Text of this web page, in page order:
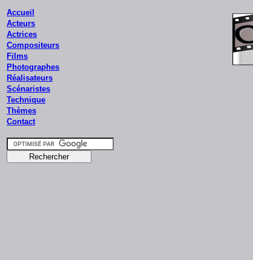
Accueil
Acteurs
Actrices
Compositeurs
Films
Photographes
Réalisateurs
Scénaristes
Technique
Thèmes
Contact